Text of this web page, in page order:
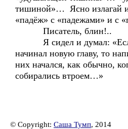
тишиной»… Ясно излагай
«падёж» с «падежами» и с
Писатель, блин!..
Я сидел и думал:
начинал новую главу, то
них начался, как обычно,
собирались втроем…»
© Copyright: Саша Тумп, 2014